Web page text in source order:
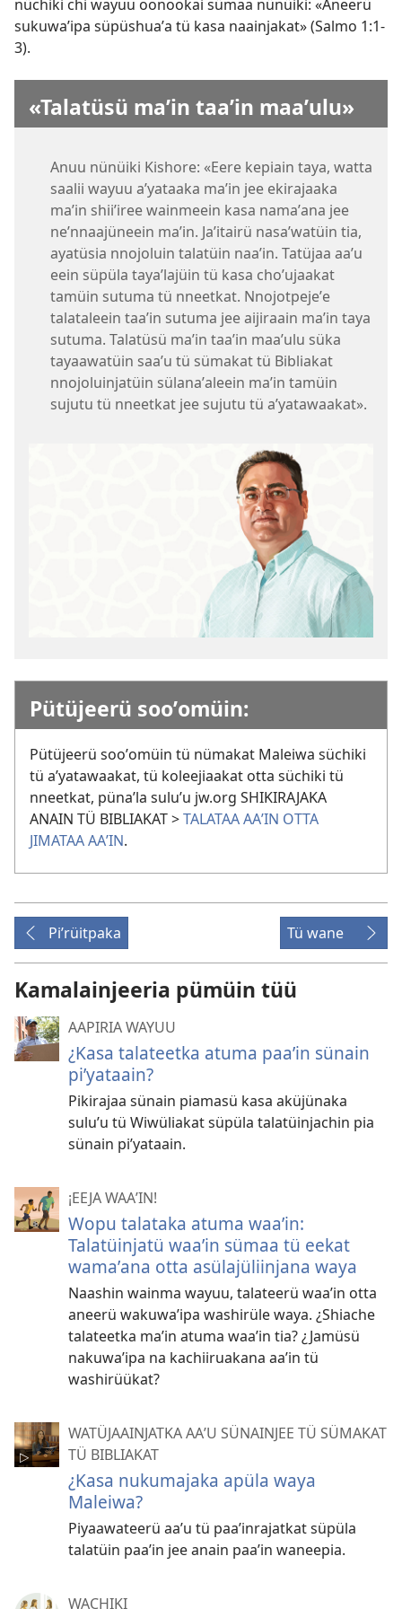
nüchiki chi wayuu oonookai sümaa nünüiki: «Aneerü
sukuwaʼipa süpüshuaʼa tü kasa naainjakat» (Salmo 1:1-
3).
«Talatüsü maʼin taaʼin maaʼulu»
Anuu nünüiki Kishore: «Eere kepiain taya, watta
saalii wayuu aʼyataaka maʼin jee ekirajaaka
maʼin shiiʼiree wainmeein kasa namaʼana jee
neʼnnaajüneein maʼin. Jaʼitairü nasaʼwatüin tia,
ayatüsia nnojoluin talatüin naaʼin. Tatüjaa aaʼu
eein süpüla tayaʼlajüin tü kasa choʼujaakat
tamüin sutuma tü nneetkat. Nnojotpejeʼe
talataleein taaʼin sutuma jee aijiraain maʼin taya
sutuma. Talatüsü maʼin taaʼin maaʼulu süka
tayaawatüin saaʼu tü sümakat tü Bibliakat
nnojoluinjatüin sülanaʼaleein maʼin tamüin
sujutu tü nneetkat jee sujutu tü aʼyatawaakat».
Pütüjeerü sooʼomüin:
Pütüjeerü sooʼomüin tü nümakat Maleiwa süchiki
tü aʼyatawaakat, tü koleejiaakat otta süchiki tü
nneetkat, pünaʼla suluʼu jw.org SHIKIRAJAKA
ANAIN TÜ BIBLIAKAT >TALATAA AAʼIN OTTA
JIMATAA AAʼIN.
Piʼrüitpaka Tü wane
Kamalainjeeria pümüin tüü
AAPIRIA WAYUU
¿Kasa talateetka atuma paaʼin sünain
piʼyataain?
Pikirajaa sünain piamasü kasa aküjünaka
suluʼu tü Wiwüliakat süpüla talatüinjachin pia
sünain piʼyataain.
¡EEJA WAAʼIN!
Wopu talataka atuma waaʼin:
Talatüinjatü waaʼin sümaa tü eekat
wamaʼana otta asülajüliinjana waya
Naashin wainma wayuu, talateerü waaʼin otta
aneerü wakuwaʼipa washirüle waya. ¿Shiache
talateetka maʼin atuma waaʼin tia? ¿Jamüsü
nakuwaʼipa na kachiiruakana aaʼin tü
washirüükat?
WATÜJAAINJATKA AAʼU SÜNAINJEE TÜ SÜMAKAT
TÜ BIBLIAKAT
¿Kasa nukumajaka apüla waya
Maleiwa?
Piyaawateerü aaʼu tü paaʼinrajatkat süpüla
talatüin paaʼin jee anain paaʼin waneepia.
WACHIKI